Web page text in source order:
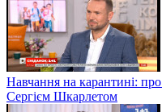
Навчання на карантині: про
Сергієм Шкарлетом